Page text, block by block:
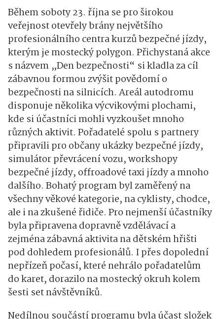
Během soboty 23. října se pro širokou
veřejnost otevřely brány největšího
profesionálního centra kurzů bezpečné jízdy,
kterým je mostecký polygon. Přichystaná akce
s názvem „Den bezpečnosti“ si kladla za cíl
zábavnou formou zvýšit povědomí o
bezpečnosti na silnicích. Areál autodromu
disponuje několika výcvikovými plochami,
kde si účastníci mohli vyzkoušet mnoho
různých aktivit. Pořadatelé spolu s partnery
připravili pro občany ukázky bezpečné jízdy,
simulátor převrácení vozu, workshopy
bezpečné jízdy, offroadové taxi jízdy a mnoho
dalšího. Bohatý program byl zaměřený na
všechny věkové kategorie, na cyklisty, chodce,
ale i na zkušené řidiče. Pro nejmenší účastníky
byla připravena dopravně vzdělávací a
zejména zábavná aktivita na dětském hřišti
pod dohledem profesionálů. I přes dopolední
nepřízeň počasí, které nehrálo pořadatelům
do karet, dorazilo na mostecký okruh kolem
šesti set návštěvníků.
Nedílnou součástí programu byla účast složek